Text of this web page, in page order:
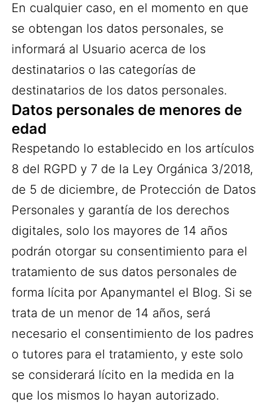
En cualquier caso, en el momento en que
se obtengan los datos personales, se
informará al Usuario acerca de los
destinatarios o las categorías de
destinatarios de los datos personales.
Datos personales de menores de
edad
Respetando lo establecido en los artículos
8 del RGPD y 7 de la Ley Orgánica 3/2018,
de 5 de diciembre, de Protección de Datos
Personales y garantía de los derechos
digitales, solo los mayores de 14 años
podrán otorgar su consentimiento para el
tratamiento de sus datos personales de
forma lícita por Apanymantel el Blog. Si se
trata de un menor de 14 años, será
necesario el consentimiento de los padres
o tutores para el tratamiento, y este solo
se considerará lícito en la medida en la
que los mismos lo hayan autorizado.